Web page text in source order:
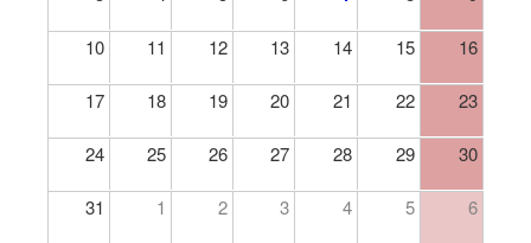
10 11 12 13 14 15 16
17 18 19 20 21 22 23
24 25 26 27 28 29 30
31 1 2 3 4 5 6